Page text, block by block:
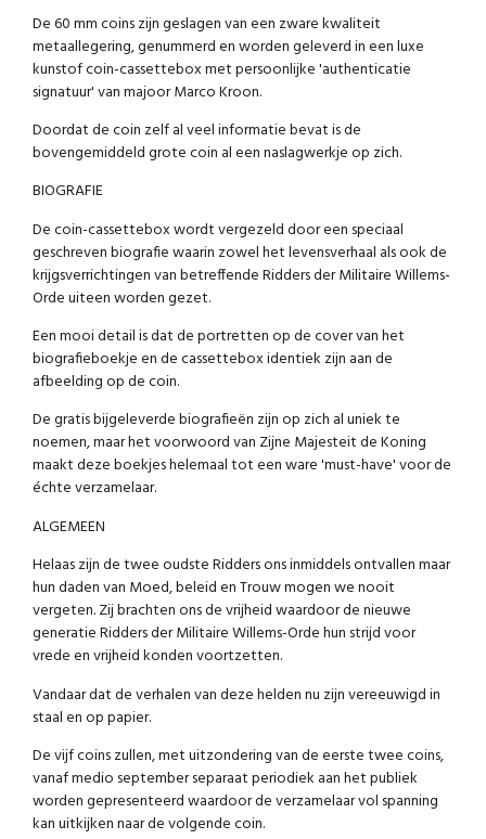
De 60 mm coins zijn geslagen van een zware kwaliteit
metaallegering, genummerd en worden geleverd in een luxe
kunstof coin-cassettebox met persoonlijke 'authenticatie
signatuur' van majoor Marco Kroon.
Doordat de coin zelf al veel informatie bevat is de
bovengemiddeld grote coin al een naslagwerkje op zich.
BIOGRAFIE
De coin-cassettebox wordt vergezeld door een speciaal
geschreven biografie waarin zowel het levensverhaal als ook de
krijgsverrichtingen van betreffende Ridders der Militaire Willems-
Orde uiteen worden gezet.
Een mooi detail is dat de portretten op de cover van het
biografieboekje en de cassettebox identiek zijn aan de
afbeelding op de coin.
De gratis bijgeleverde biografieën zijn op zich al uniek te
noemen, maar het voorwoord van Zijne Majesteit de Koning
maakt deze boekjes helemaal tot een ware 'must-have' voor de
échte verzamelaar.
ALGEMEEN
Helaas zijn de twee oudste Ridders ons inmiddels ontvallen maar
hun daden van Moed, beleid en Trouw mogen we nooit
vergeten. Zij brachten ons de vrijheid waardoor de nieuwe
generatie Ridders der Militaire Willems-Orde hun strijd voor
vrede en vrijheid konden voortzetten.
Vandaar dat de verhalen van deze helden nu zijn vereeuwigd in
staal en op papier.
De vijf coins zullen, met uitzondering van de eerste twee coins,
vanaf medio september separaat periodiek aan het publiek
worden gepresenteerd waardoor de verzamelaar vol spanning
kan uitkijken naar de volgende coin.